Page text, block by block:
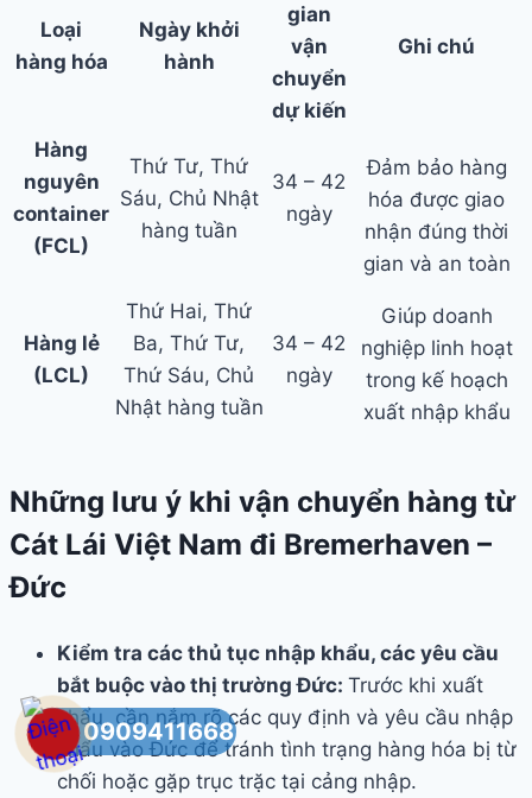
Loại
hàng hóa
Ngày khởi
hành
gian
vận
chuyển
dự kiến
Ghi chú
Hàng
nguyên
container
(FCL)
Thứ Tư, Thứ
Sáu, Chủ Nhật
hàng tuần
34 – 42
ngày
Đảm bảo hàng
hóa được giao
nhận đúng thời
gian và an toàn
Giúp doanh
nghiệp linh hoạt
trong kế hoạch
xuất nhập khẩu
Hàng lẻ
(LCL)
Thứ Hai, Thứ
Ba, Thứ Tư,
Thứ Sáu, Chủ
Nhật hàng tuần
34 – 42
ngày
Những lưu ý khi vận chuyển hàng từ
Cát Lái Việt Nam đi Bremerhaven –
Đức
Kiểm tra các thủ tục nhập khẩu, các yêu cầu
bắt buộc vào thị trường Đức: Trước khi xuất
khẩu, cần nắm rõ các quy định và yêu cầu nhập
khẩu vào Đức để tránh tình trạng hàng hóa bị từ
chối hoặc gặp trục trặc tại cảng nhập.
0909411668